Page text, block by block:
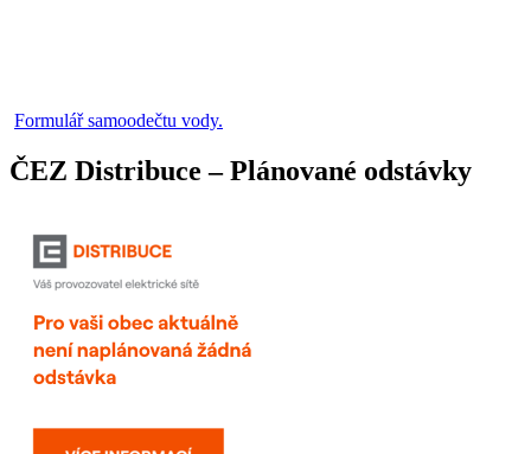
Formulář samoodečtu vody.
ČEZ Distribuce – Plánované odstávky